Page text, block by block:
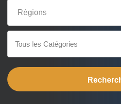
Tous les Catégories